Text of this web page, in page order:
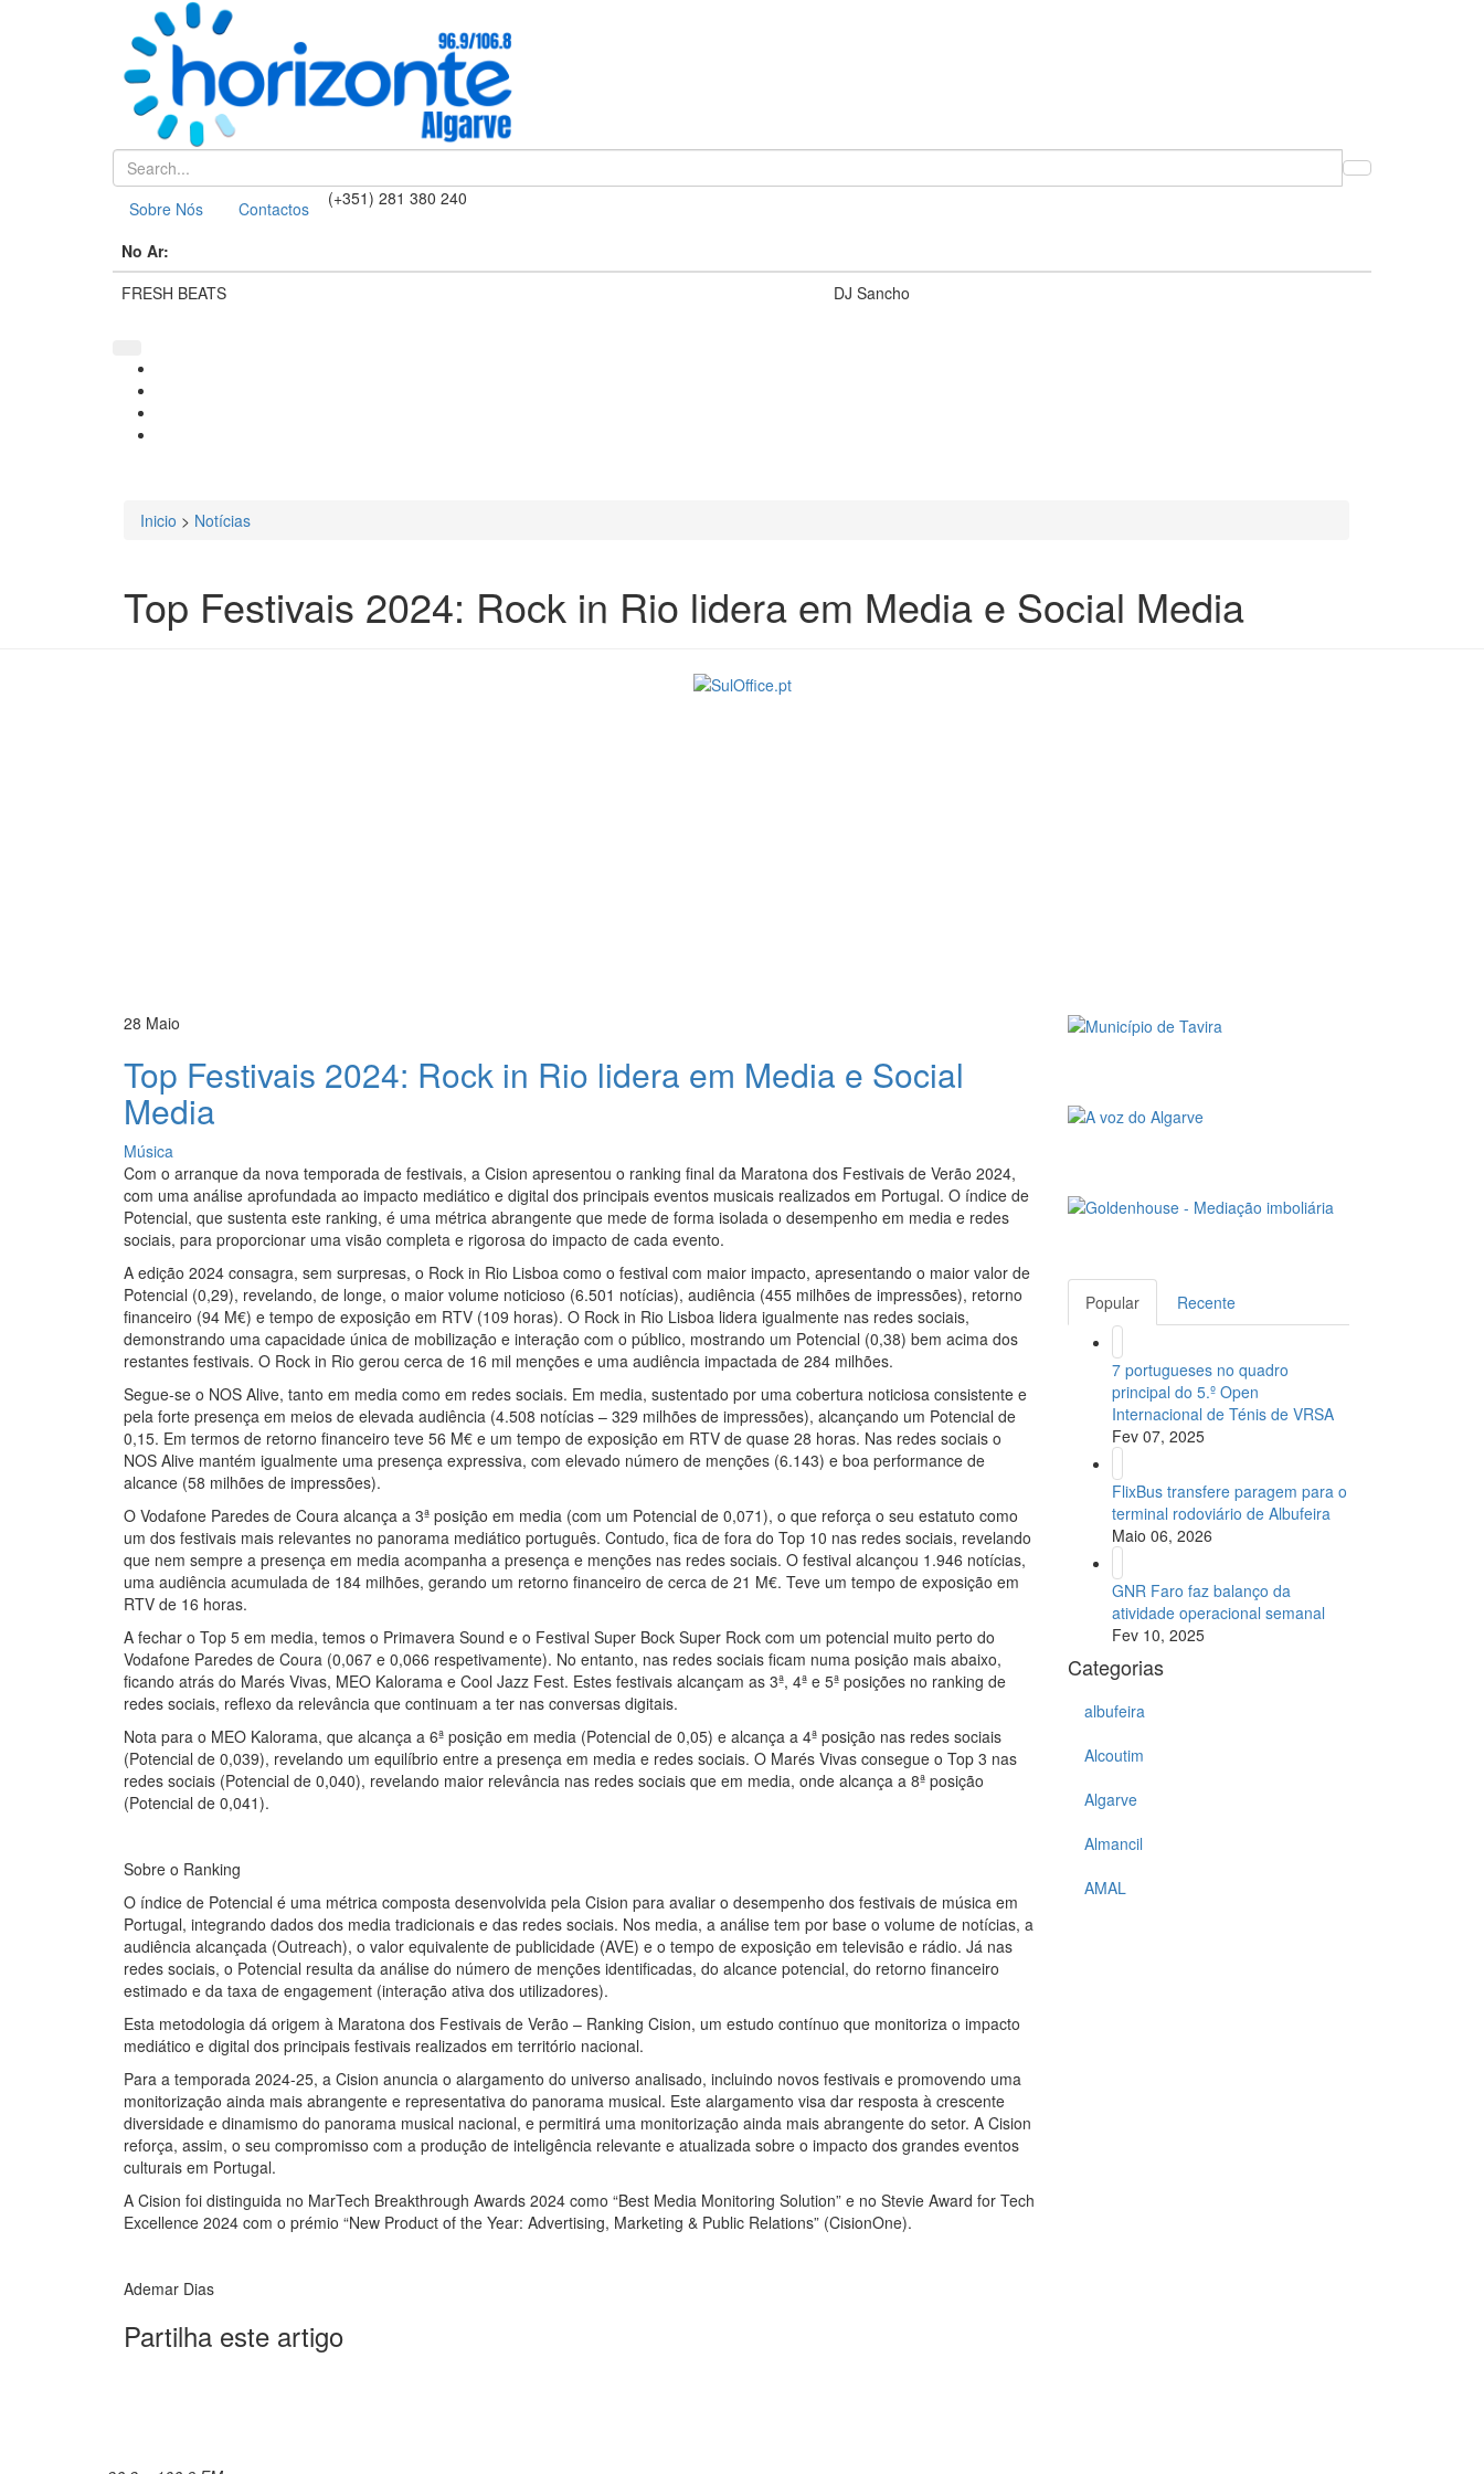
Sobre Nós Contactos (+351) 281 380 240
No Ar:
FRESH BEATS
DJ Sancho
Está aqui
Inicio > Notícias
Top Festivais 2024: Rock in Rio lidera em Media e Social Media
28 Maio
Top Festivais 2024: Rock in Rio lidera em Media e Social
Media
Música
Com o arranque da nova temporada de festivais, a Cision apresentou o ranking final da Maratona dos Festivais de Verão 2024,
com uma análise aprofundada ao impacto mediático e digital dos principais eventos musicais realizados em Portugal. O índice de
Potencial, que sustenta este ranking, é uma métrica abrangente que mede de forma isolada o desempenho em media e redes
sociais, para proporcionar uma visão completa e rigorosa do impacto de cada evento.
A edição 2024 consagra, sem surpresas, o Rock in Rio Lisboa como o festival com maior impacto, apresentando o maior valor de
Potencial (0,29), revelando, de longe, o maior volume noticioso (6.501 notícias), audiência (455 milhões de impressões), retorno
financeiro (94 M€) e tempo de exposição em RTV (109 horas). O Rock in Rio Lisboa lidera igualmente nas redes sociais,
demonstrando uma capacidade única de mobilização e interação com o público, mostrando um Potencial (0,38) bem acima dos
restantes festivais. O Rock in Rio gerou cerca de 16 mil menções e uma audiência impactada de 284 milhões.
Segue-se o NOS Alive, tanto em media como em redes sociais. Em media, sustentado por uma cobertura noticiosa consistente e
pela forte presença em meios de elevada audiência (4.508 notícias – 329 milhões de impressões), alcançando um Potencial de
0,15. Em termos de retorno financeiro teve 56 M€ e um tempo de exposição em RTV de quase 28 horas. Nas redes sociais o
NOS Alive mantém igualmente uma presença expressiva, com elevado número de menções (6.143) e boa performance de
alcance (58 milhões de impressões).
O Vodafone Paredes de Coura alcança a 3ª posição em media (com um Potencial de 0,071), o que reforça o seu estatuto como
um dos festivais mais relevantes no panorama mediático português. Contudo, fica de fora do Top 10 nas redes sociais, revelando
que nem sempre a presença em media acompanha a presença e menções nas redes sociais. O festival alcançou 1.946 notícias,
uma audiência acumulada de 184 milhões, gerando um retorno financeiro de cerca de 21 M€. Teve um tempo de exposição em
RTV de 16 horas.
A fechar o Top 5 em media, temos o Primavera Sound e o Festival Super Bock Super Rock com um potencial muito perto do
Vodafone Paredes de Coura (0,067 e 0,066 respetivamente). No entanto, nas redes sociais ficam numa posição mais abaixo,
ficando atrás do Marés Vivas, MEO Kalorama e Cool Jazz Fest. Estes festivais alcançam as 3ª, 4ª e 5ª posições no ranking de
redes sociais, reflexo da relevância que continuam a ter nas conversas digitais.
Nota para o MEO Kalorama, que alcança a 6ª posição em media (Potencial de 0,05) e alcança a 4ª posição nas redes sociais
(Potencial de 0,039), revelando um equilíbrio entre a presença em media e redes sociais. O Marés Vivas consegue o Top 3 nas
redes sociais (Potencial de 0,040), revelando maior relevância nas redes sociais que em media, onde alcança a 8ª posição
(Potencial de 0,041).
Sobre o Ranking
O índice de Potencial é uma métrica composta desenvolvida pela Cision para avaliar o desempenho dos festivais de música em
Portugal, integrando dados dos media tradicionais e das redes sociais. Nos media, a análise tem por base o volume de notícias, a
audiência alcançada (Outreach), o valor equivalente de publicidade (AVE) e o tempo de exposição em televisão e rádio. Já nas
redes sociais, o Potencial resulta da análise do número de menções identificadas, do alcance potencial, do retorno financeiro
estimado e da taxa de engagement (interação ativa dos utilizadores).
Esta metodologia dá origem à Maratona dos Festivais de Verão – Ranking Cision, um estudo contínuo que monitoriza o impacto
mediático e digital dos principais festivais realizados em território nacional.
Para a temporada 2024-25, a Cision anuncia o alargamento do universo analisado, incluindo novos festivais e promovendo uma
monitorização ainda mais abrangente e representativa do panorama musical. Este alargamento visa dar resposta à crescente
diversidade e dinamismo do panorama musical nacional, e permitirá uma monitorização ainda mais abrangente do setor. A Cision
reforça, assim, o seu compromisso com a produção de inteligência relevante e atualizada sobre o impacto dos grandes eventos
culturais em Portugal.
A Cision foi distinguida no MarTech Breakthrough Awards 2024 como “Best Media Monitoring Solution” e no Stevie Award for Tech
Excellence 2024 com o prémio “New Product of the Year: Advertising, Marketing & Public Relations” (CisionOne).
Ademar Dias
Partilha este artigo
Popular Recente
7 portugueses no quadro
principal do 5.º Open
Internacional de Ténis de VRSA
Fev 07, 2025
FlixBus transfere paragem para o
terminal rodoviário de Albufeira
Maio 06, 2026
GNR Faro faz balanço da
atividade operacional semanal
Fev 10, 2025
Categorias
albufeira
Alcoutim
Algarve
Almancil
AMAL